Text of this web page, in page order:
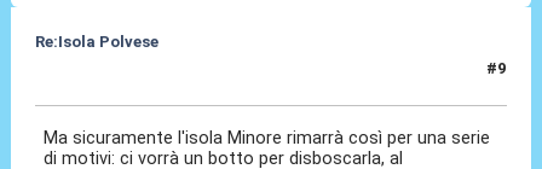
Re:Isola Polvese
#9
Ma sicuramente l'isola Minore rimarrà così per una serie
di motivi: ci vorrà un botto per disboscarla, al